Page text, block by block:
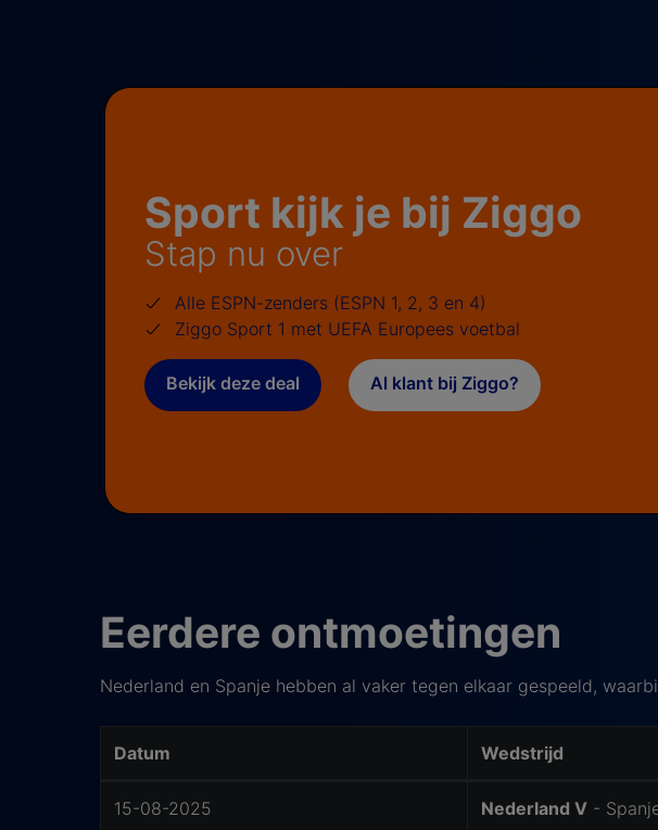
Sport kijk je bij Ziggo
Stap nu over
Alle ESPN-zenders (ESPN 1, 2, 3 en 4)
Ziggo Sport 1 met UEFA Europees voetbal
Bekijk deze deal Al klant bij Ziggo?
Eerdere ontmoetingen
Nederland en Spanje hebben al vaker tegen elkaar gespeeld,
Datum Wedstrijd
15-08-2025 Nederland V -